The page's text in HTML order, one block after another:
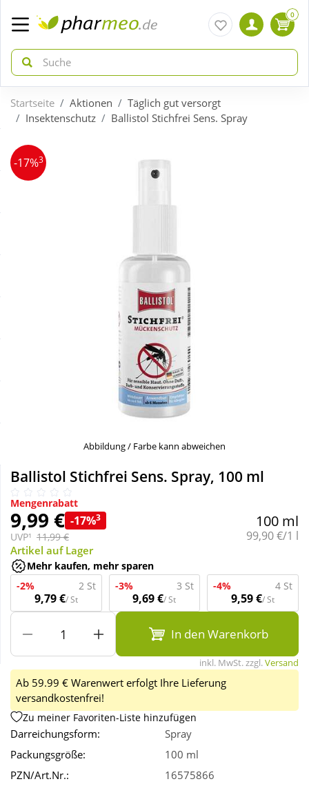
zurück
ÜBERSICHT AKTIONEN
Täglich gut versorgt
zurück
ÜBERSICHT KATEGORIEN
Körperpflege & Kosmetik
Nahrungsergänzung
Natur & Homöopathie
Sanitätshaus
Sport & Fitness
Tierbedarf
Wellness
0
Startseite Aktionen
Täglich gut versorgt
Insektenschutz
Ballistol Stichfrei Sens. Spray
-17%3
Abbildung / Farbe kann abweichen
Ballistol Stichfrei Sens. Spray, 100 ml
Mengenrabatt
9,99 € -17%3
UVP¹ 11,99 €
100 ml
Grundpreis:
99,90 €/1 l
Artikel auf Lager
Mehr kaufen, mehr sparen
-2%
2 St
9,79 €/ St
-3% 3 St
9,69 €/ St
-4% 4 St
9,59 €/ St
In den Warenkorb
inkl. MwSt. zzgl.Versand
Ab 59.99 € Warenwert erfolgt Ihre Lieferung
versandkostenfrei!
Zu meiner Favoriten-Liste hinzufügen
Darreichungsform:
Spray
Packungsgröße:
100 ml
PZN/Art.Nr.:
16575866